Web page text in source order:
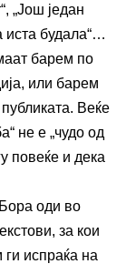
„Још један
иста будала“…
барем по
или барем
Веќе
не е „чудо од
повеќе и дека
оди во
за кои
испраќа на